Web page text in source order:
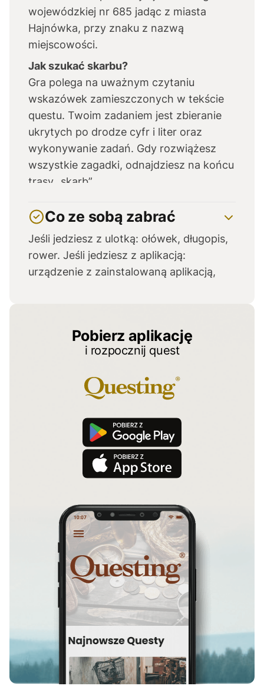
wojewódzkiej nr 685 jadąc z miasta
Hajnówka, przy znaku z nazwą
miejscowości.
Jak szukać skarbu?
Gra polega na uważnym czytaniu
wskazówek zamieszczonych w tekście
questu. Twoim zadaniem jest zbieranie
ukrytych po drodze cyfr i liter oraz
wykonywanie zadań. Gdy rozwiążesz
wszystkie zagadki, odnajdziesz na końcu
trasy „skarb”.
Centrum Turystyki i Promocji „Kraina
Żubra”
Co ze sobą zabrać
Jeśli jedziesz z ulotką: ołówek, długopis,
rower. Jeśli jedziesz z aplikacją:
urządzenie z zainstalowaną aplikacją,
Pobierz aplikację
i rozpocznij quest